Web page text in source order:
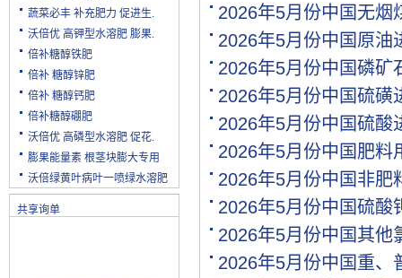
蔬菜必丰 补充肥力 促进生.
沃倍优 高钾型水溶肥 膨果.
倍补糖醇铁肥
倍补 糖醇锌肥
倍补 糖醇钙肥
倍补糖醇硼肥
沃倍优 高磷型水溶肥 促花.
膨果能量素 根茎块膨大专用
沃倍绿黄叶病叶一喷绿水溶肥
共享询单
2026年5月份中国无烟
2026年5月份中国原油
2026年5月份中国磷矿
2026年5月份中国硫磺
2026年5月份中国硫酸
2026年5月份中国肥料
2026年5月份中国非肥
2026年5月份中国硫酸
2026年5月份中国其他
2026年5月份中国重、